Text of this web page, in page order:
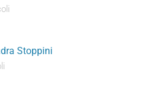
Stoppini